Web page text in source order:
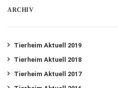
ARCHIV
Tierheim Aktuell 2019
Tierheim Aktuell 2018
Tierheim Aktuell 2017